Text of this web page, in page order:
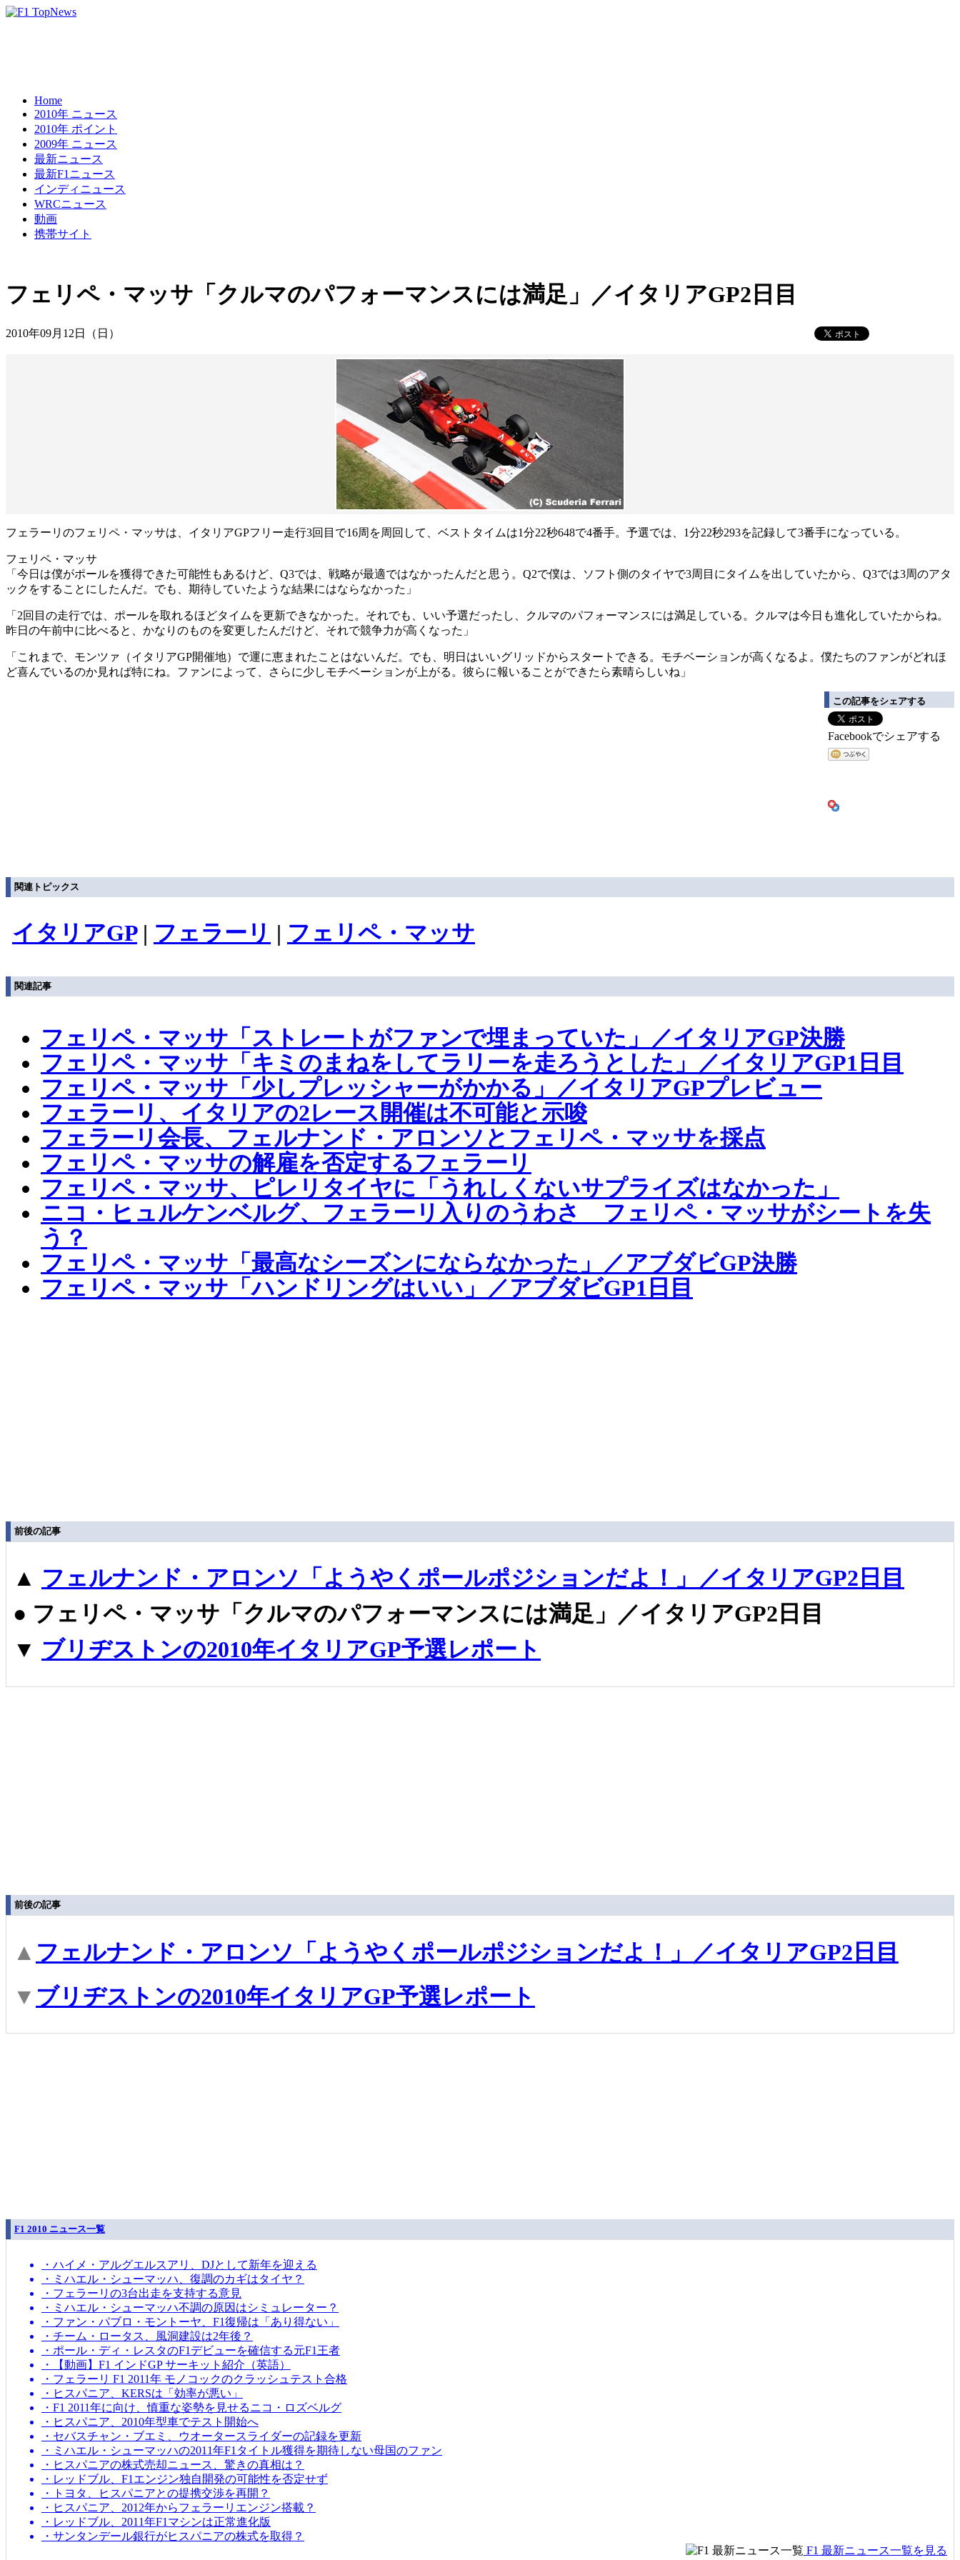
Home
2010年 ニュース
2010年 ポイント
2009年 ニュース
最新ニュース
最新F1ニュース
インディニュース
WRCニュース
動画
携帯サイト
フェリペ・マッサ「クルマのパフォーマンスには満足」／イタリアGP2日目
2010年09月12日（日）
フェラーリのフェリペ・マッサは、イタリアGPフリー走行3回目で16周を周回して、ベストタイムは1分22秒648で4番手。予選では、1分22秒293を記録して3番手になっている。
フェリペ・マッサ
「今日は僕がポールを獲得できた可能性もあるけど、Q3では、戦略が最適ではなかったんだと思う。Q2で僕は、ソフト側のタイヤで3周目にタイムを出していたから、Q3では3周のアタ
ックをすることにしたんだ。でも、期待していたような結果にはならなかった」
「2回目の走行では、ポールを取れるほどタイムを更新できなかった。それでも、いい予選だったし、クルマのパフォーマンスには満足している。クルマは今日も進化していたからね。
昨日の午前中に比べると、かなりのものを変更したんだけど、それで競争力が高くなった」
「これまで、モンツァ（イタリアGP開催地）で運に恵まれたことはないんだ。でも、明日はいいグリッドからスタートできる。モチベーションが高くなるよ。僕たちのファンがどれほ
ど喜んでいるのか見れば特にね。ファンによって、さらに少しモチベーションが上がる。彼らに報いることができたら素晴らしいね」
この記事をシェアする
Facebookでシェアする
関連トピックス
イタリアGP| フェラーリ | フェリペ・マッサ
関連記事
フェリペ・マッサ「ストレートがファンで埋まっていた」／イタリアGP決勝
フェリペ・マッサ「キミのまねをしてラリーを走ろうとした」／イタリアGP1日目
フェリペ・マッサ「少しプレッシャーがかかる」／イタリアGPプレビュー
フェラーリ、イタリアの2レース開催は不可能と示唆
フェラーリ会長、フェルナンド・アロンソとフェリペ・マッサを採点
フェリペ・マッサの解雇を否定するフェラーリ
フェリペ・マッサ、ピレリタイヤに「うれしくないサプライズはなかった」
ニコ・ヒュルケンベルグ、フェラーリ入りのうわさ フェリペ・マッサがシートを失
う？
フェリペ・マッサ「最高なシーズンにならなかった」／アブダビGP決勝
フェリペ・マッサ「ハンドリングはいい」／アブダビGP1日目
前後の記事
▲ フェルナンド・アロンソ「ようやくポールポジションだよ！」／イタリアGP2日目
● フェリペ・マッサ「クルマのパフォーマンスには満足」／イタリアGP2日目
▼ ブリヂストンの2010年イタリアGP予選レポート
前後の記事
▲ フェルナンド・アロンソ「ようやくポールポジションだよ！」／イタリアGP2日目
▼ ブリヂストンの2010年イタリアGP予選レポート
F1 2010 ニュース一覧
・ハイメ・アルグエルスアリ、DJとして新年を迎える
・ミハエル・シューマッハ、復調のカギはタイヤ？
・フェラーリの3台出走を支持する意見
・ミハエル・シューマッハ不調の原因はシミュレーター？
・ファン・パブロ・モントーヤ、F1復帰は「あり得ない」
・チーム・ロータス、風洞建設は2年後？
・ポール・ディ・レスタのF1デビューを確信する元F1王者
・【動画】F1 インドGP サーキット紹介（英語）
・フェラーリ F1 2011年 モノコックのクラッシュテスト合格
・ヒスパニア、KERSは「効率が悪い」
・F1 2011年に向け、慎重な姿勢を見せるニコ・ロズベルグ
・ヒスパニア、2010年型車でテスト開始へ
・セバスチャン・ブエミ、ウオータースライダーの記録を更新
・ミハエル・シューマッハの2011年F1タイトル獲得を期待しない母国のファン
・ヒスパニアの株式売却ニュース、驚きの真相は？
・レッドブル、F1エンジン独自開発の可能性を否定せず
・トヨタ、ヒスパニアとの提携交渉を再開？
・ヒスパニア、2012年からフェラーリエンジン搭載？
・レッドブル、2011年F1マシンは正常進化版
・サンタンデール銀行がヒスパニアの株式を取得？
F1 最新ニュース一覧を見る